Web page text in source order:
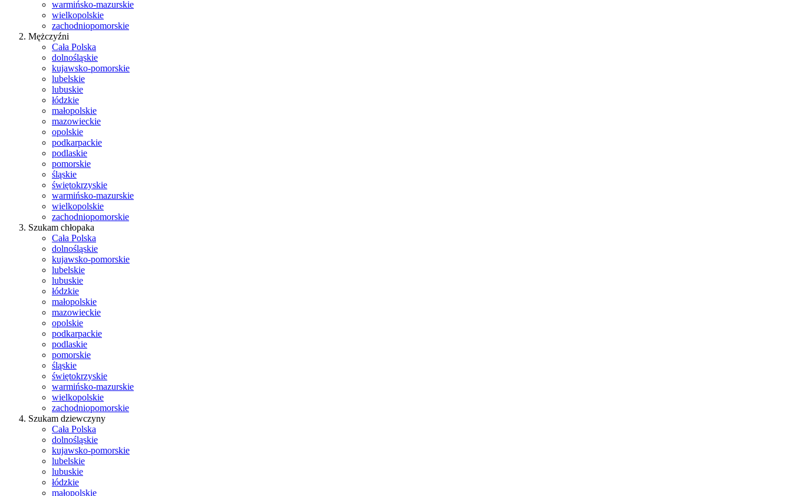
warmińsko-mazurskie
wielkopolskie
zachodniopomorskie
Mężczyźni
Cała Polska
dolnośląskie
kujawsko-pomorskie
lubelskie
lubuskie
łódzkie
małopolskie
mazowieckie
opolskie
podkarpackie
podlaskie
pomorskie
śląskie
świętokrzyskie
warmińsko-mazurskie
wielkopolskie
zachodniopomorskie
Szukam chłopaka
Cała Polska
dolnośląskie
kujawsko-pomorskie
lubelskie
lubuskie
łódzkie
małopolskie
mazowieckie
opolskie
podkarpackie
podlaskie
pomorskie
śląskie
świętokrzyskie
warmińsko-mazurskie
wielkopolskie
zachodniopomorskie
Szukam dziewczyny
Cała Polska
dolnośląskie
kujawsko-pomorskie
lubelskie
lubuskie
łódzkie
małopolskie